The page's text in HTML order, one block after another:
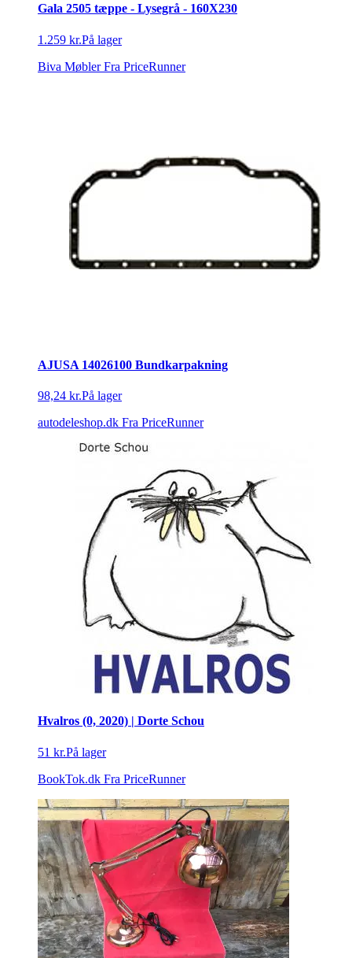
Gala 2505 tæppe - Lysegrå - 160X230
1.259 kr.På lager
Biva Møbler Fra PriceRunner
AJUSA 14026100 Bundkarpakning
98,24 kr.På lager
autodeleshop.dk Fra PriceRunner
Hvalros (0, 2020) | Dorte Schou
51 kr.På lager
BookTok.dk Fra PriceRunner